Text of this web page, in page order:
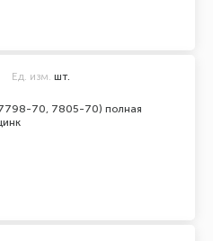
70, 7805-70) полная
Ед. изм. шт.